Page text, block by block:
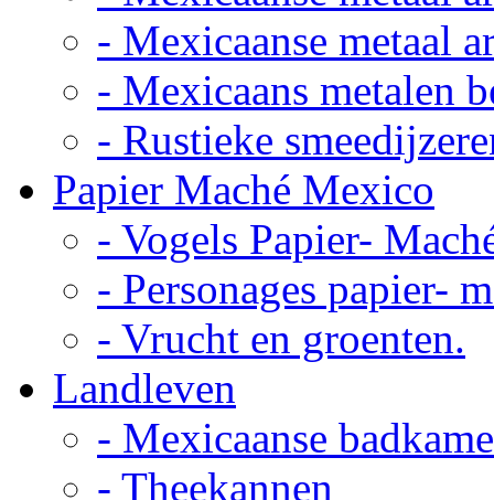
- Mexicaanse metaal
- Mexicaans metalen
- Rustieke
Papier Maché Mexico
- Vogels Papier-
- Personages papier-
- Vrucht en groenten.
Landleven
- Mexicaanse
- Theekannen